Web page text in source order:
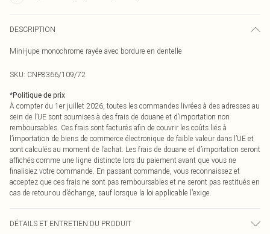
DESCRIPTION
Mini-jupe monochrome rayée avec bordure en dentelle
SKU: CNP8366/109/72
*Politique de prix
À compter du 1er juillet 2026, toutes les commandes livrées à des adresses au
sein de l’UE sont soumises à des frais de douane et d’importation non
remboursables. Ces frais sont facturés afin de couvrir les coûts liés à
l’importation de biens de commerce électronique de faible valeur dans l’UE et
sont calculés au moment de l’achat. Les frais de douane et d’importation seront
affichés comme une ligne distincte lors du paiement avant que vous ne
finalisiez votre commande. En passant commande, vous reconnaissez et
acceptez que ces frais ne sont pas remboursables et ne seront pas restitués en
cas de retour ou d’échange, sauf lorsque la loi applicable l’exige.
DÉTAILS ET ENTRETIEN DU PRODUIT